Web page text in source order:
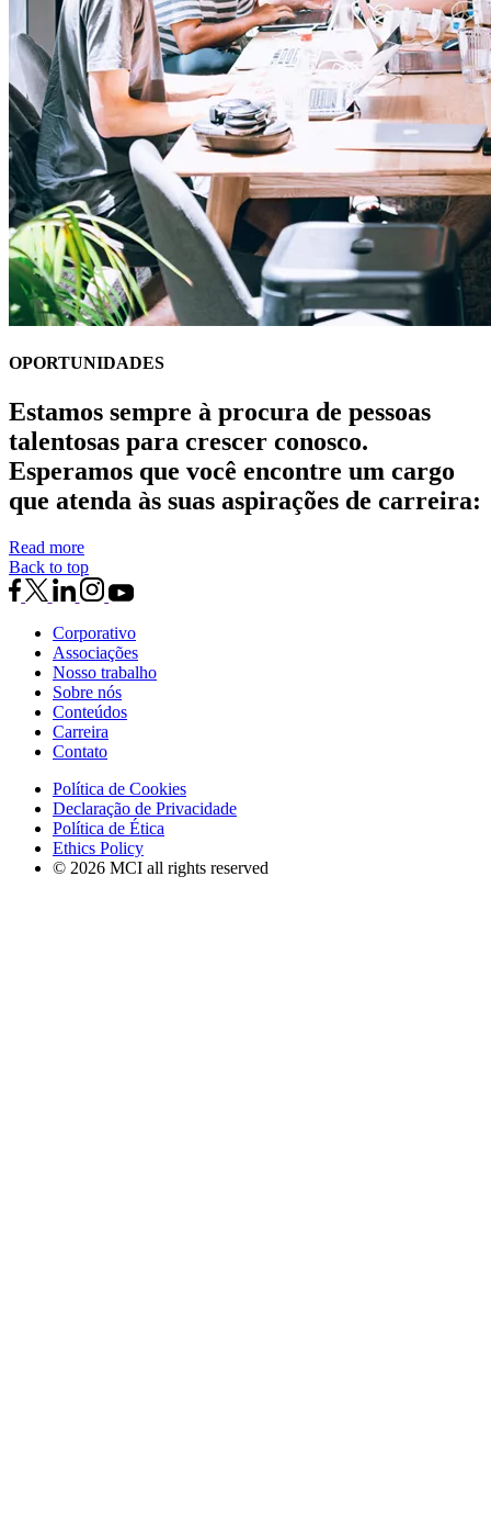
OPORTUNIDADES
Estamos sempre à procura de pessoas
talentosas para crescer conosco.
Esperamos que você encontre um cargo
que atenda às suas aspirações de carreira:
Read more
Back to top
Corporativo
Associações
Nosso trabalho
Sobre nós
Conteúdos
Carreira
Contato
Política de Cookies
Declaração de Privacidade
Política de Ética
Ethics Policy
© 2026 MCI all rights reserved